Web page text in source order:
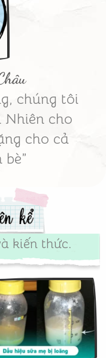
chúng tôi
Nhiên cho
cho cả
kiến thức.